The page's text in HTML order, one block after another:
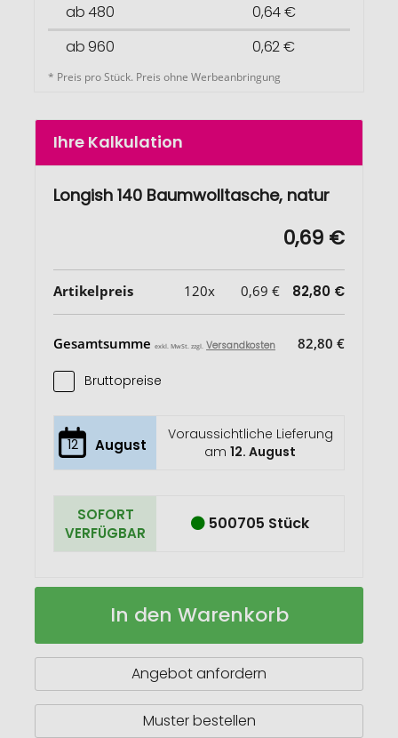
ab 480
0,64 €
ab 960
0,62 €
* Preis pro Stück. Preis ohne Werbeanbringung
Ihre Kalkulation
Longish 140 Baumwolltasche, natur
0,69 €
Artikelpreis 120x 0,69 € 82,80 €
Gesamtsumme exkl. MwSt. zzgl. Versandkosten 82,80 €
Bruttopreise
12 August
Voraussichtliche Lieferung
am12. August
SOFORT
VERFÜGBAR
500705 Stück
Longish
Auf
In den Warenkorb
Angebot anfordern
Muster bestellen